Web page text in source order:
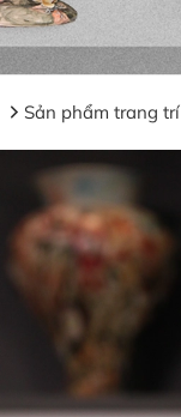
Sản phẩm trang trí